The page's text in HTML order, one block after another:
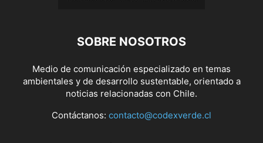
SOBRE NOSOTROS
Medio de comunicación especializado en temas
ambientales y de desarrollo sustentable, orientado a
noticias relacionadas con Chile.
Contáctanos: contacto@codexverde.cl